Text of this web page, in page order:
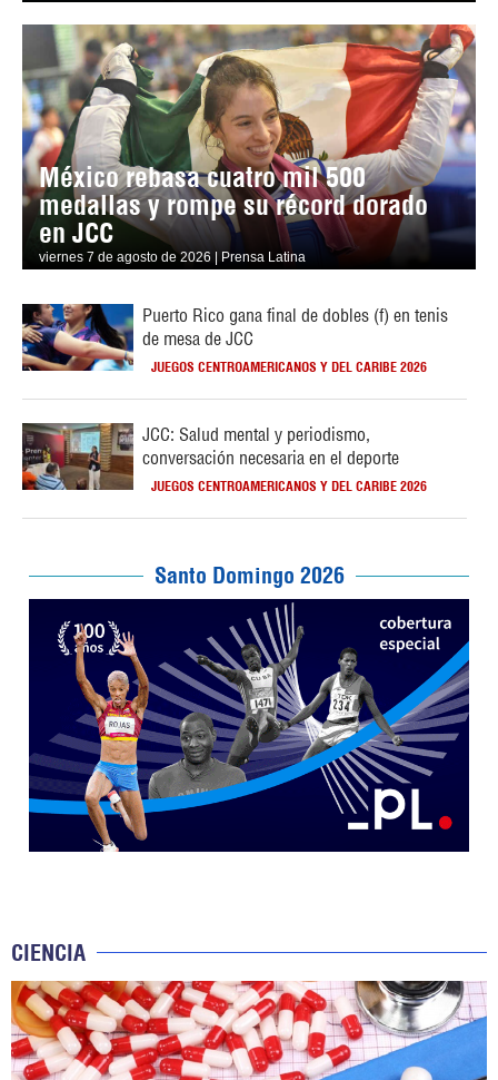
México rebasa cuatro mil 500
medallas y rompe su récord dorado
en JCC
viernes 7 de agosto de 2026 | Prensa Latina
Puerto Rico gana final de dobles (f) en tenis
de mesa de JCC
JUEGOS CENTROAMERICANOS Y DEL CARIBE 2026
JCC: Salud mental y periodismo,
conversación necesaria en el deporte
JUEGOS CENTROAMERICANOS Y DEL CARIBE 2026
Santo Domingo 2026
CIENCIA